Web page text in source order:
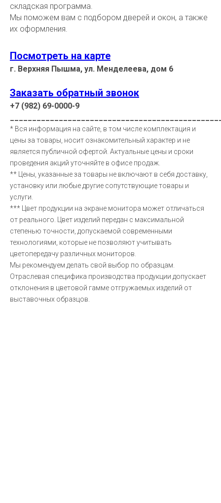
складская программа.
Мы поможем вам с подбором дверей и окон, а также
их оформления.
Посмотреть на карте
г. Верхняя Пышма, ул. Менделеева, дом 6
Заказать обратный звонок
+7 (982) 69-0000-9
* Вся информация на сайте, в том числе комплектация и
цены за товары, носит ознакомительный характер и не
является публичной офертой. Актуальные цены и сроки
проведения акций уточняйте в офисе продаж.
** Цены, указанные за товары не включают в себя доставку,
установку или любые другие сопутствующие товары и
услуги.
*** Цвет продукции на экране монитора может отличаться
от реального. Цвет изделий передан с максимальной
степенью точности, допускаемой современными
технологиями, которые не позволяют учитывать
цветопередачу различных мониторов.
Мы рекомендуем делать свой выбор по образцам.
Отраслевая специфика производства продукции допускает
отклонения в цветовой гамме отгружаемых изделий от
выставочных образцов.